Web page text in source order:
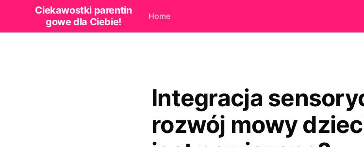
Ciekawostki parentin
gowe dla Ciebie!
Home
Integracja
rozwój mowy